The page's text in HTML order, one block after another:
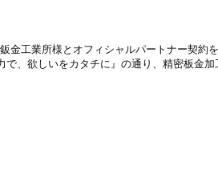
金工業所様とオフィシャルパートナー契約
、欲しいをカタチに』の通り、精密板金